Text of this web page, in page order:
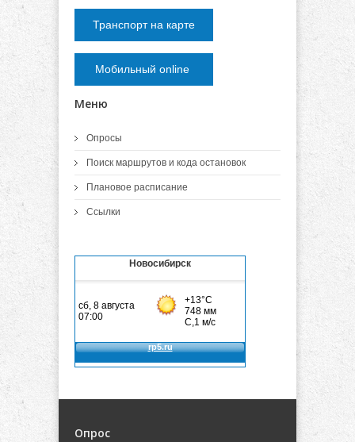
Транспорт на карте
Мобильный online
Меню
Опросы
Поиск маршрутов и кода остановок
Плановое расписание
Ссылки
Новосибирск
Опрос